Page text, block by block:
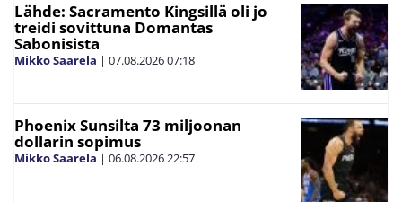
Lähde: Sacramento Kingsillä oli jo
treidi sovittuna Domantas
Sabonisista
Mikko Saarela | 07.08.202607:18
Phoenix Sunsilta 73 miljoonan
dollarin sopimus
Mikko Saarela | 06.08.202622:57